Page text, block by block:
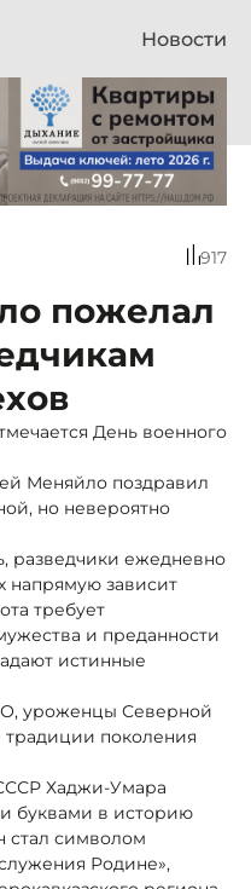
Новости
917
пожелал
День военного
Меняйло поздравил
но невероятно
разведчики ежедневно
напрямую зависит
требует
и преданности
истинные
уроженцы Северной
поколения
Хаджи-Умара
буквами в историю
стал символом
Родине»,